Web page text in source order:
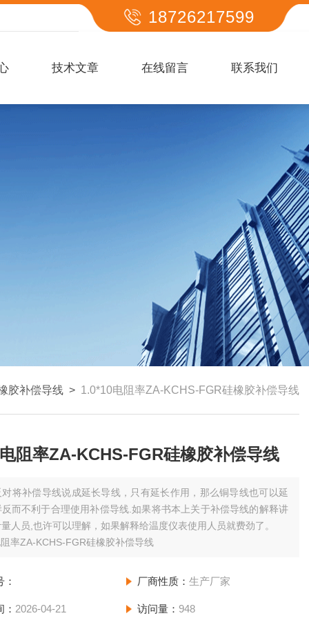
18726217599
技术文章 在线留言 联系我们
胶补偿导线 > 1.0*10电阻率ZA-KCHS-FGR硅橡胶补偿导线
阻率ZA-KCHS-FGR硅橡胶补偿导线
对将补偿导线说成延长导线，只有延长作用，那么铜导线也可以延
而不利于合理使用补偿导线.如果将书本上关于补偿导线的解释讲
人员,也许可以理解，如果解释给温度仪表使用人员就费劲了。
率ZA-KCHS-FGR硅橡胶补偿导线
厂商性质： 生产厂家
2026-04-21 访问量： 948